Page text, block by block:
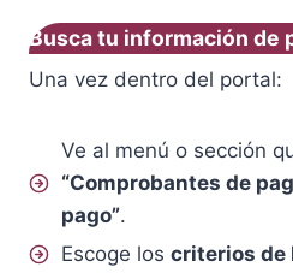
Busca tu información de
Una vez dentro del portal:
Ve al menú o sección
“Comprobantes de
pago”.
Escoge los criterios de